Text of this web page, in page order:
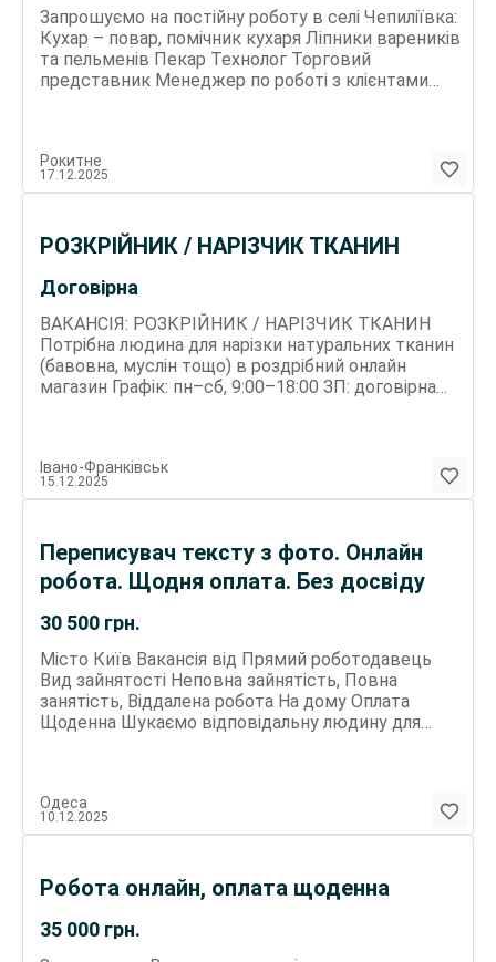
Запрошуємо на постійну роботу в селі Чепиліївка:
Кухар – повар, помічник кухаря Ліпники вареників
та пельменів Пекар Технолог Торговий
представник Менеджер по роботі з клієнтами
Рокитне
17.12.2025
Договірна
РОЗКРІЙНИК / НАРІЗЧИК ТКАНИН
ВАКАНСІЯ: РОЗКРІЙНИК / НАРІЗЧИК ТКАНИН
Потрібна людина для нарізки натуральних тканин
(бавовна, муслін тощо) в роздрібний онлайн
магазин Графік: пн–сб, 9:00–18:00 ЗП: договірна
Івано-Франківськ
15.12.2025
30 500 грн.
Переписувач тексту з фото. Онлайн
робота. Щодня оплата. Без досвіду
Місто Київ Вакансія від Прямий роботодавець
Вид зайнятості Неповна зайнятість, Повна
занятість, Віддалена робота На дому Оплата
Щоденна Шукаємо відповідальну людину для
спеціальних знань і підходить як для основного
заробітку, так і для підробітку. Що потрібно
телефону, планшета чи комп ютера - як тобі
1000 до 2500 гривень на день Вимоги: - Уважність
і відповідальність - Мінімальне володіння Word -
Одеса
10.12.2025
35 000 грн.
Робота онлайн, оплата щоденна